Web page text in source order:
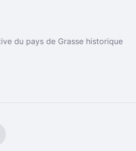
du pays de Grasse historique